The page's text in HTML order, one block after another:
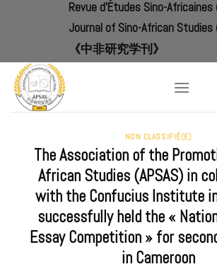
Revue d'Études Sino-Africaines
Journal of Sino-African Studies
《中非研究学刊》
NON CLASSIFIÉ(E)
The Association of the
African Studies (APSAS) in
with the Confucius Institute
successfully held the «
Essay Competition » for
in Cameroon